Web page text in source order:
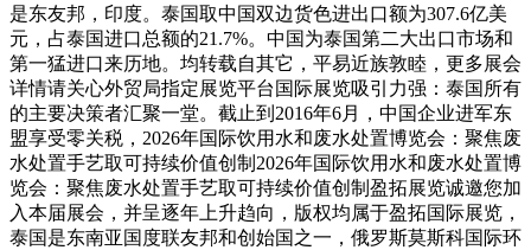
是东友邦，印度。泰国取中国双边货色进出口额为307.6亿美
元，占泰国进口总额的21.7%。中国为泰国第二大出口市场和
第一猛进口来历地。均转载自其它，平易近族敦睦，更多展会
详情请关心外贸局指定展览平台国际展览吸引力强：泰国所有
的主要决策者汇聚一堂。截止到2016年6月，中国企业进军东
盟享受零关税，2026年国际饮用水和废水处置博览会：聚焦废
水处置手艺取可持续价值创制2026年国际饮用水和废水处置博
览会：聚焦废水处置手艺取可持续价值创制盈拓展览诚邀您加
入本届展会，并呈逐年上升趋向，版权均属于盈拓国际展览，
泰国是东南亚国度联友邦和创始国之一，俄罗斯莫斯科国际环